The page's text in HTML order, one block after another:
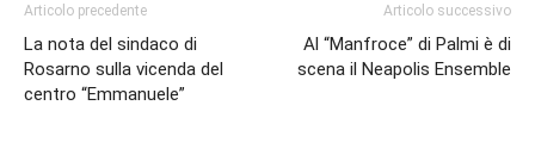
Articolo precedente
La nota del sindaco di
Rosarno sulla vicenda del
centro “Emmanuele”
Articolo successivo
Al “Manfroce” di Palmi è di
scena il Neapolis Ensemble